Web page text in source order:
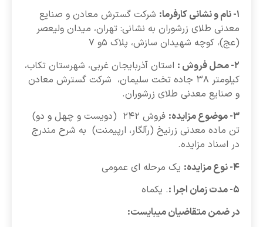
۱- نام و نشانی کارفرما:
شرکت گسترش معادن و صنایع
معدنی طلای زرشوران به نشانی: تهران، میدان ولیعصر
(عج)، کوچه شهیدان سازش، پلاک ۵و ۷
۲- محل فروش :
استان آذربایجان غربی، شهرستان تکاب،
کیلومتر ۳۸ جاده تخت سلیمان، شرکت گسترش معادن
و صنایع معدنی طلای زرشوران.
۳- موضوع مزایده:
فروش ۲۴۲ (دویست و چهل و دو)
تن ماده معدنی زرنیخ (رآلگار، ارپیمنت) به شرح مندرج
در اسناد مزایده.
۴- نوع مزایده:
یک مرحله ای عمومی
۵- مدت زمان اجرا :
. یکماه
در ضمن متقاضیان میبایست: